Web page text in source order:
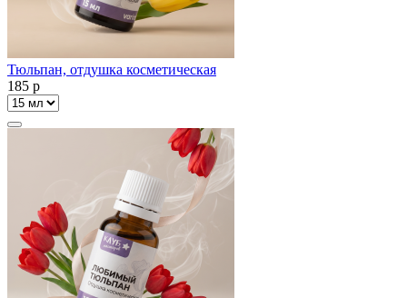
Тюльпан, отдушка косметическая
185 p